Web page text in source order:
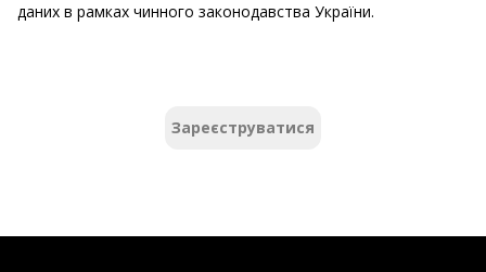
даних в рамках чинного законодавства України.
Зареєструватися